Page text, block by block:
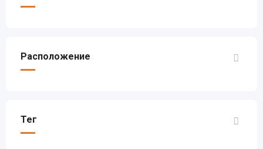
Расположение
Тег